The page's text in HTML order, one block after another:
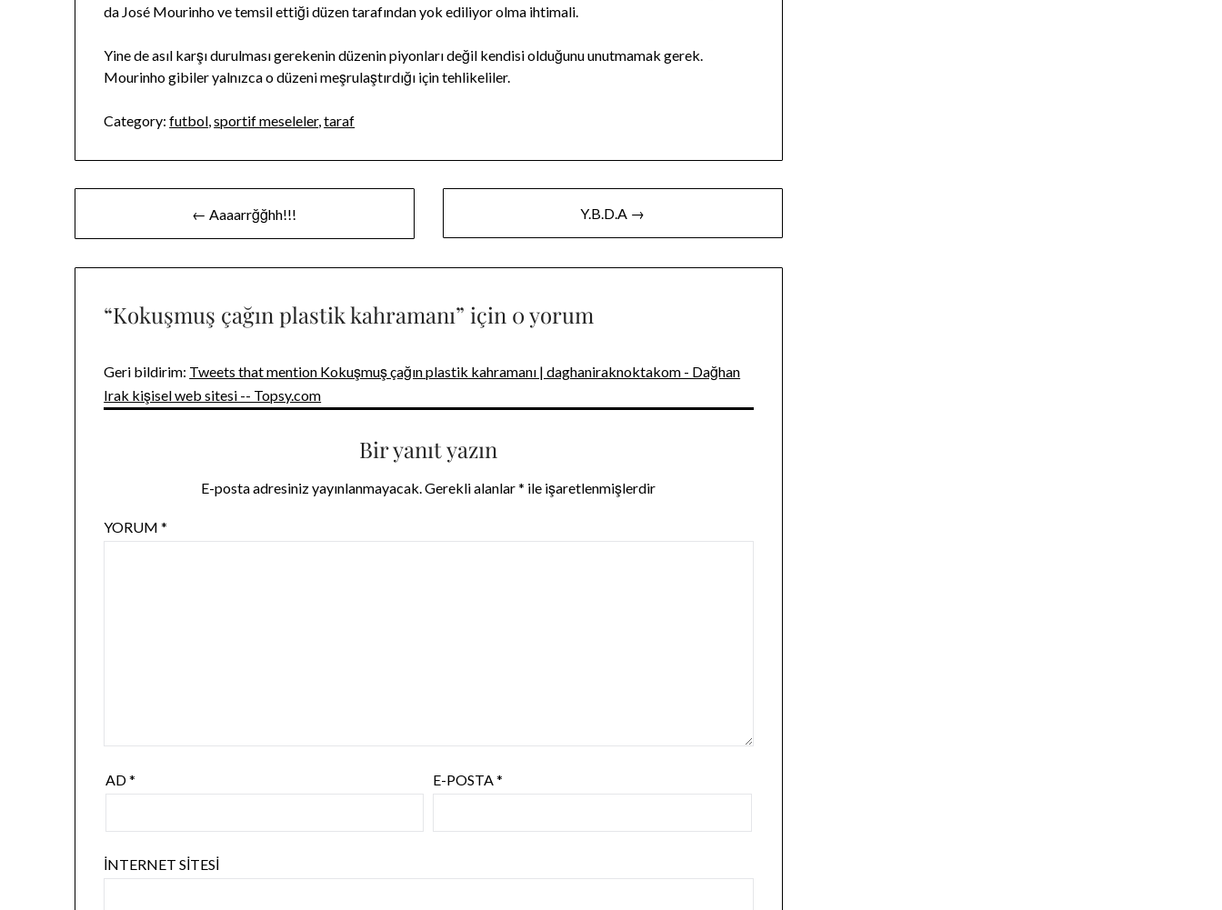
da José Mourinho ve temsil ettiği düzen tarafından yok ediliyor olma ihtimali.
Yine de asıl karşı durulması gerekenin düzenin piyonları değil kendisi olduğunu unutmamak gerek.
Mourinho gibiler yalnızca o düzeni meşrulaştırdığı için tehlikeliler.
Category: futbol,sportif meseleler,taraf
gezinmesi
← Aaaarrğğhh!!! Y.B.D.A →
“Kokuşmuş çağın plastik kahramanı” için 0 yorum
Geri bildirim: Tweets that mention Kokuşmuş çağın plastik kahramanı | daghaniraknoktakom - Dağhan
Irak kişisel web sitesi -- Topsy.com
Bir yanıt yazın
E-posta adresiniz yayınlanmayacak. Gerekli alanlar* ile işaretlenmişlerdir
YORUM*
AD* E-POSTA*
İNTERNET SITESI